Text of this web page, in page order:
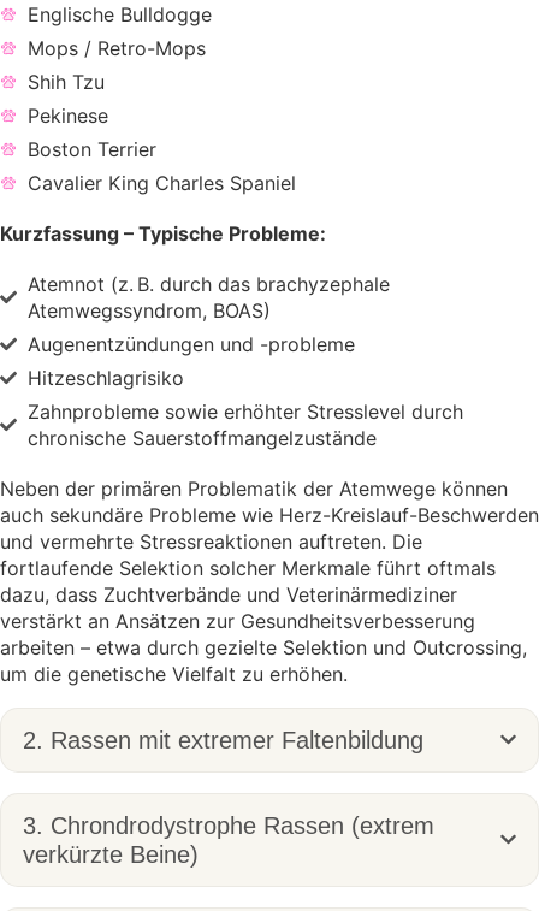
Englische Bulldogge
Mops / Retro-Mops
Shih Tzu
Pekinese
Boston Terrier
Cavalier King Charles Spaniel
Kurzfassung – Typische Probleme:
Atemnot (z. B. durch das brachyzephale
Atemwegssyndrom, BOAS)
Augenentzündungen und -probleme
Hitzeschlagrisiko
Zahnprobleme sowie erhöhter Stresslevel durch
chronische Sauerstoffmangelzustände
Neben der primären Problematik der Atemwege können
auch sekundäre Probleme wie Herz-Kreislauf-Beschwerden
und vermehrte Stressreaktionen auftreten. Die
fortlaufende Selektion solcher Merkmale führt oftmals
dazu, dass Zuchtverbände und Veterinärmediziner
verstärkt an Ansätzen zur Gesundheitsverbesserung
arbeiten – etwa durch gezielte Selektion und Outcrossing,
um die genetische Vielfalt zu erhöhen.
2. Rassen mit extremer Faltenbildung
3. Chrondrodystrophe Rassen (extrem
verkürzte Beine)